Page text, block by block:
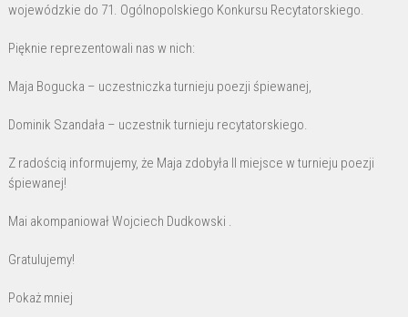
wojewódzkie do 71. Ogólnopolskiego Konkursu Recytatorskiego.
Pięknie reprezentowali nas w nich:
Maja Bogucka – uczestniczka turnieju poezji śpiewanej,
Dominik Szandała – uczestnik turnieju recytatorskiego.
Z radością informujemy, że Maja zdobyła II miejsce w turnieju poezji
śpiewanej!
Mai akompaniował Wojciech Dudkowski .
Gratulujemy!
Pokaż mniej